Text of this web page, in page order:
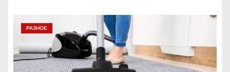
РАЗНОЕ